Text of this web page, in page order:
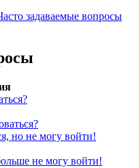
задаваемые вопросы
но не могу войти!
не могу войти!